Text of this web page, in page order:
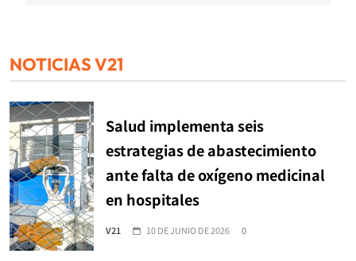
NOTICIAS V21
Salud implementa seis
estrategias de abastecimiento
ante falta de oxígeno medicinal
en hospitales
V21 10 DE JUNIO DE 2026 0